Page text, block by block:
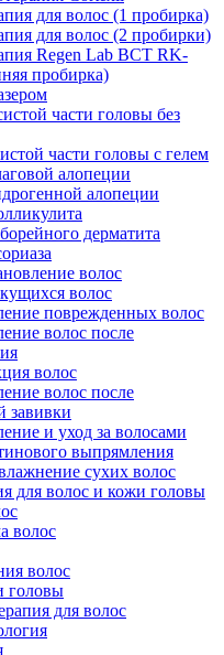
для волос (1 пробирка)
для волос (2 пробирки)
Regen Lab BCT RK-
пробирка)
части головы без
части головы с гелем
алопеции
алопеции
дерматита
волос
волос
поврежденных волос
волос после
волос
волос после
завивки
и уход за волосами
выпрямления
сухих волос
для волос и кожи головы
волос
волос
головы
для волос